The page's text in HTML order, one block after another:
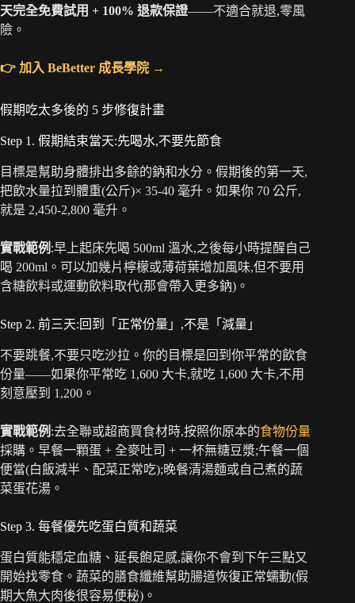
天完全免費試用 + 100% 退款保證——不適合就退,零風
險。
👉 加入 BeBetter 成長學院 →
假期吃太多後的 5 步修復計畫
Step 1. 假期結束當天:先喝水,不要先節食
目標是幫助身體排出多餘的鈉和水分。假期後的第一天,
把飲水量拉到體重(公斤)× 35-40 毫升。如果你 70 公斤,
就是 2,450-2,800 毫升。
實戰範例 :早上起床先喝 500ml 溫水,之後每小時提醒自己
喝 200ml。可以加幾片檸檬或薄荷葉增加風味,但不要用
含糖飲料或運動飲料取代(那會帶入更多鈉)。
Step 2. 前三天:回到「正常份量」,不是「減量」
不要跳餐,不要只吃沙拉。你的目標是回到你平常的飲食
份量——如果你平常吃 1,600 大卡,就吃 1,600 大卡,不用
刻意壓到 1,200。
實戰範例 :去全聯或超商買食材時,按照你原本的食物份量
採購。早餐一顆蛋 + 全麥吐司 + 一杯無糖豆漿;午餐一個
便當(白飯減半、配菜正常吃);晚餐清湯麵或自己煮的蔬
菜蛋花湯。
Step 3. 每餐優先吃蛋白質和蔬菜
蛋白質能穩定血糖、延長飽足感,讓你不會到下午三點又
開始找零食。蔬菜的膳食纖維幫助腸道恢復正常蠕動(假
期大魚大肉後很容易便秘)。